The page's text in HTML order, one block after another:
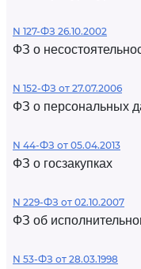
N 127-ФЗ 26.10.2002
ФЗ о
N 152-ФЗ от 27.07.2006
ФЗ о персональных
N 44-ФЗ от 05.04.2013
ФЗ о госзакупках
N 229-ФЗ от 02.10.2007
ФЗ об
N 53-ФЗ от 28.03.1998